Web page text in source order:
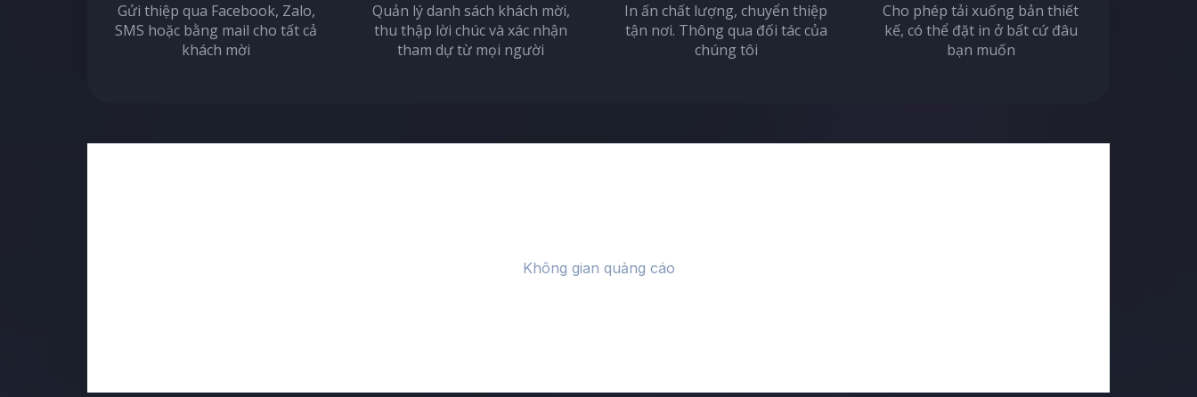
Gửi thiệp qua Facebook, Zalo,
SMS hoặc bằng mail cho tất cả
khách mời
Quản lý danh sách khách mời,
thu thập lời chúc và xác nhận
tham dự từ mọi người
In ấn chất lượng, chuyển thiệp
tận nơi. Thông qua đối tác của
chúng tôi
Cho phép tải xuống bản thiết
kế, có thể đặt in ở bất cứ đâu
bạn muốn